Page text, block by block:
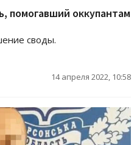
помогавший оккупантам
своды.
14 апреля 2022, 10:58